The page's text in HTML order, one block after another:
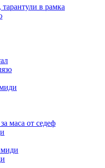
в рамка
маса от седеф